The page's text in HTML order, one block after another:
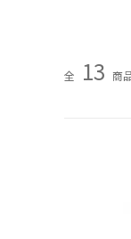
全 13 商